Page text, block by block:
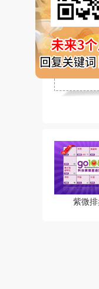
• 2026年
版权声
何合作
紫微排